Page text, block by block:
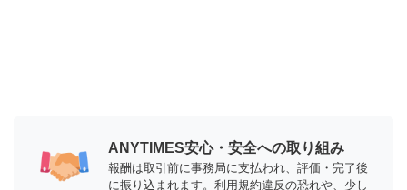
ANYTIMES安心・安全への取り組み
報酬は取引前に事務局に支払われ、評価・完了後
に振り込まれます。利用規約違反の恐れや、少し